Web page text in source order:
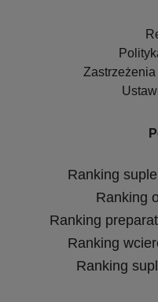
Ranking
Ranking
Ranking
Ranking
Ranking